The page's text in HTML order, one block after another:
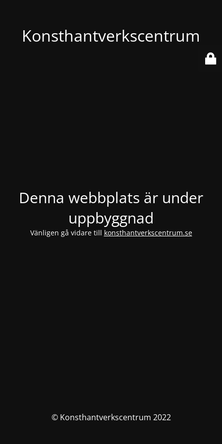
Konsthantverkscentrum
Denna webbplats är under
uppbyggnad
Vänligen gå vidare till konsthantverkscentrum.se
© Konsthantverkscentrum 2022